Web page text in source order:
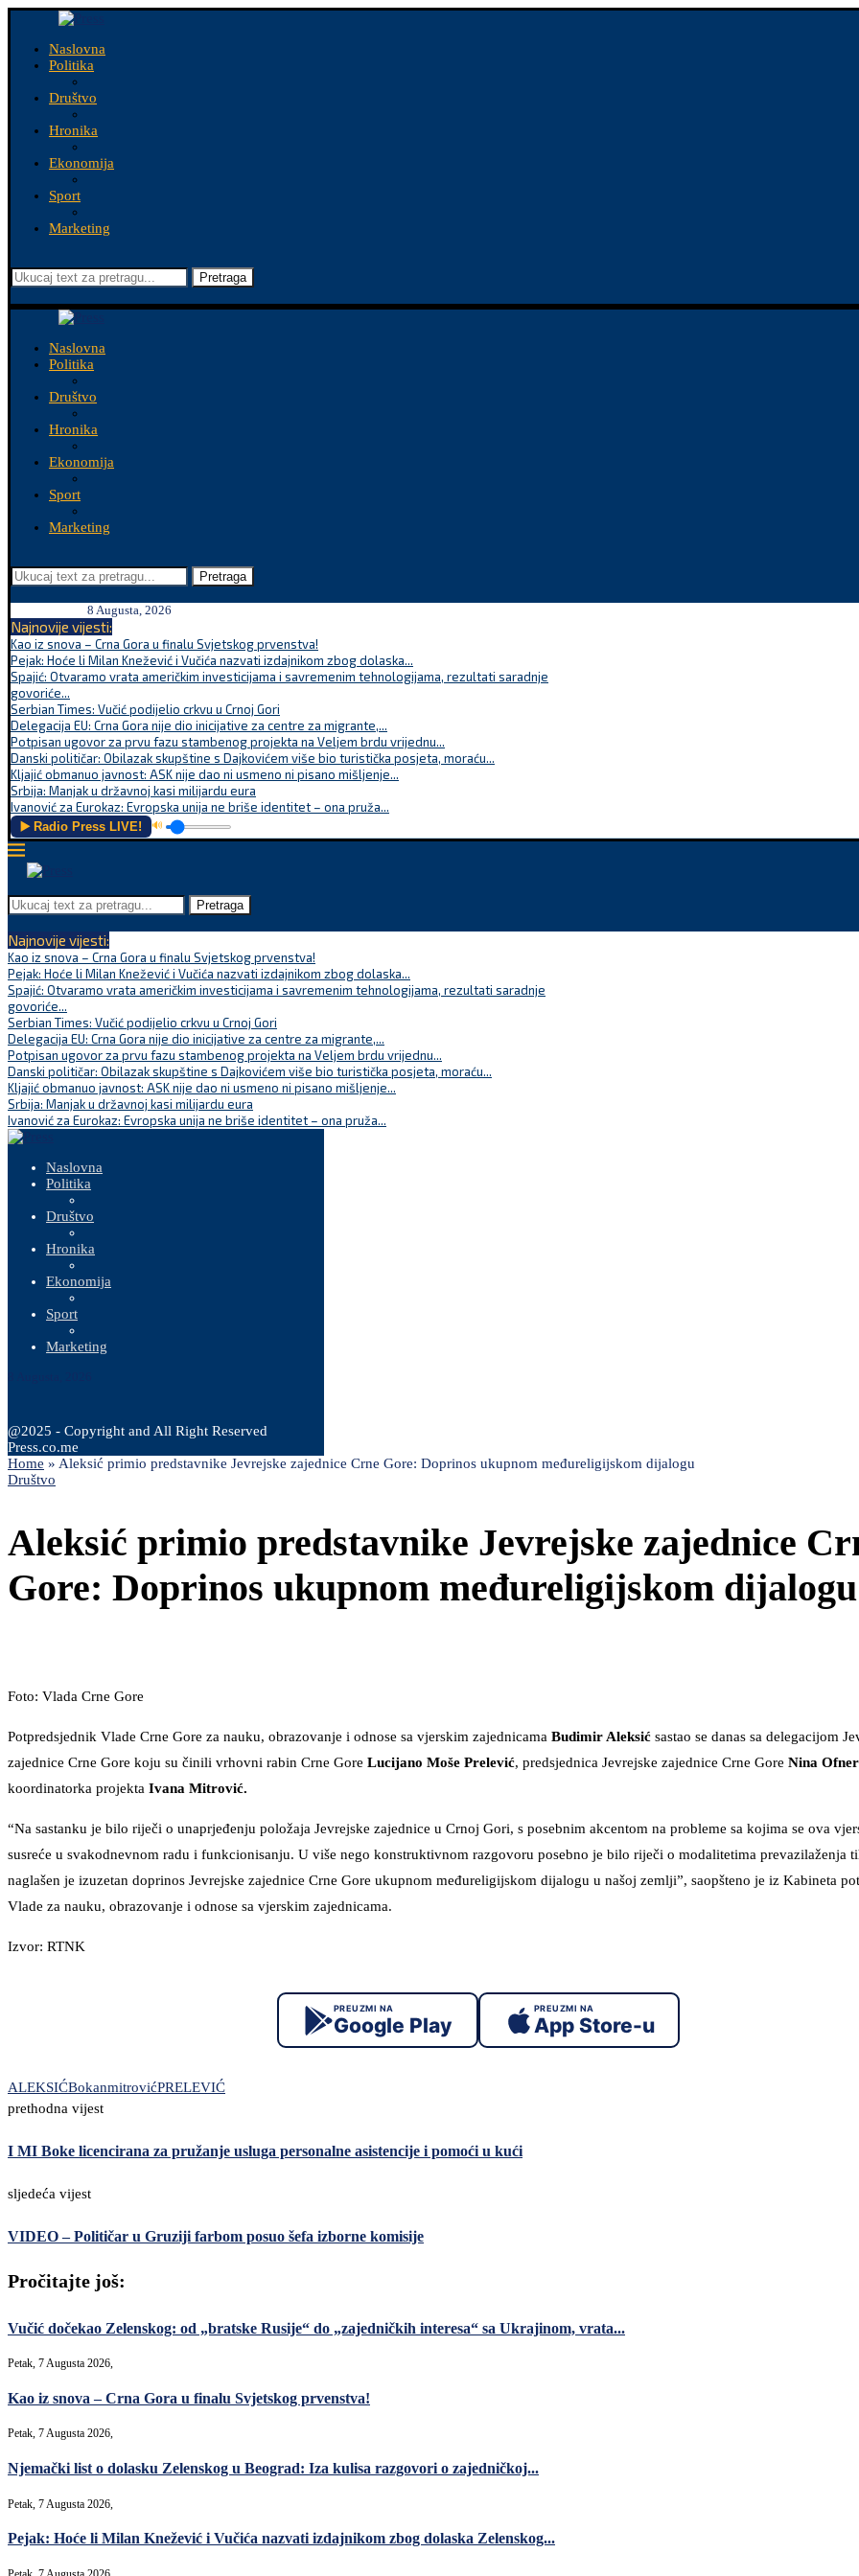
Naslovna
Politika
Društvo
Hronika
Ekonomija
Sport
Marketing
Pretraga
Naslovna
Politika
Društvo
Hronika
Ekonomija
Sport
Marketing
Pretraga
8 Augusta, 2026
Najnovije vijesti:
Kao iz snova – Crna Gora u finalu Svjetskog prvenstva!
Pejak: Hoće li Milan Knežević i Vučića nazvati izdajnikom zbog dolaska...
Spajić: Otvaramo vrata američkim investicijama i savremenim tehnologijama, rezultati saradnje
govoriće...
Serbian Times: Vučić podijelio crkvu u Crnoj Gori
Delegacija EU: Crna Gora nije dio inicijative za centre za migrante,...
Potpisan ugovor za prvu fazu stambenog projekta na Veljem brdu vrijednu...
Danski političar: Obilazak skupštine s Dajkovićem više bio turistička posjeta, moraću...
Kljajić obmanuo javnost: ASK nije dao ni usmeno ni pisano mišljenje...
Srbija: Manjak u državnoj kasi milijardu eura
Ivanović za Eurokaz: Evropska unija ne briše identitet – ona pruža...
▶️ Radio Press LIVE! 🔊
Pretraga
Najnovije vijesti:
Kao iz snova – Crna Gora u finalu Svjetskog prvenstva!
Pejak: Hoće li Milan Knežević i Vučića nazvati izdajnikom zbog dolaska...
Spajić: Otvaramo vrata američkim investicijama i savremenim tehnologijama, rezultati saradnje
govoriće...
Serbian Times: Vučić podijelio crkvu u Crnoj Gori
Delegacija EU: Crna Gora nije dio inicijative za centre za migrante,...
Potpisan ugovor za prvu fazu stambenog projekta na Veljem brdu vrijednu...
Danski političar: Obilazak skupštine s Dajkovićem više bio turistička posjeta, moraću...
Kljajić obmanuo javnost: ASK nije dao ni usmeno ni pisano mišljenje...
Srbija: Manjak u državnoj kasi milijardu eura
Ivanović za Eurokaz: Evropska unija ne briše identitet – ona pruža...
Naslovna
Politika
Društvo
Hronika
Ekonomija
Sport
Marketing
@2025 - Copyright and All Right Reserved
Press.co.me
Home » Aleksić primio predstavnike Jevrejske zajednice Crne Gore: Doprinos ukupnom međureligijskom dijalogu
Društvo
Aleksić primio predstavnike Jevrejske zajednice
Gore: Doprinos ukupnom međureligijskom dijalogu
Foto: Vlada Crne Gore
Potpredsjednik Vlade Crne Gore za nauku, obrazovanje i odnose sa vjerskim zajednicama Budimir Aleksić sastao se danas sa delegacijom
zajednice Crne Gore koju su činili vrhovni rabin Crne Gore Lucijano Moše Prelević, predsjednica Jevrejske zajednice Crne Gore Nina
koordinatorka projekta Ivana Mitrović.
“Na sastanku je bilo riječi o unaprjeđenju položaja Jevrejske zajednice u Crnoj Gori, s posebnim akcentom na probleme sa kojima se ova
susreće u svakodnevnom radu i funkcionisanju. U više nego konstruktivnom razgovoru posebno je bilo riječi o modalitetima prevazilaženja
naglašen je izuzetan doprinos Jevrejske zajednice Crne Gore ukupnom međureligijskom dijalogu u našoj zemlji”, saopšteno je iz Kabineta
Vlade za nauku, obrazovanje i odnose sa vjerskim zajednicama.
Izvor: RTNK
PREUZMI NA
Google Play
PREUZMI NA
App Store-u
ALEKSIĆBokanmitrovićPRELEVIĆ
prethodna vijest
I MI Boke licencirana za pružanje usluga personalne asistencije i pomoći u kući
sljedeća vijest
VIDEO – Političar u Gruziji farbom posuo šefa izborne komisije
Pročitajte još:
Vučić dočekao Zelenskog: od „bratske Rusije“ do „zajedničkih interesa“ sa Ukrajinom, vrata...
Petak, 7 Augusta 2026,
Kao iz snova – Crna Gora u finalu Svjetskog prvenstva!
Petak, 7 Augusta 2026,
Njemački list o dolasku Zelenskog u Beograd: Iza kulisa razgovori o zajedničkoj...
Petak, 7 Augusta 2026,
Pejak: Hoće li Milan Knežević i Vučića nazvati izdajnikom zbog dolaska Zelenskog...